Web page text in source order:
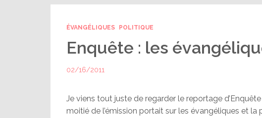
ÉVANGÉLIQUES POLITIQUE
Enquête : les
02/16/2011
Je viens tout juste de regarder le reportage
moitié de l’émission portait sur les évangéliques et la